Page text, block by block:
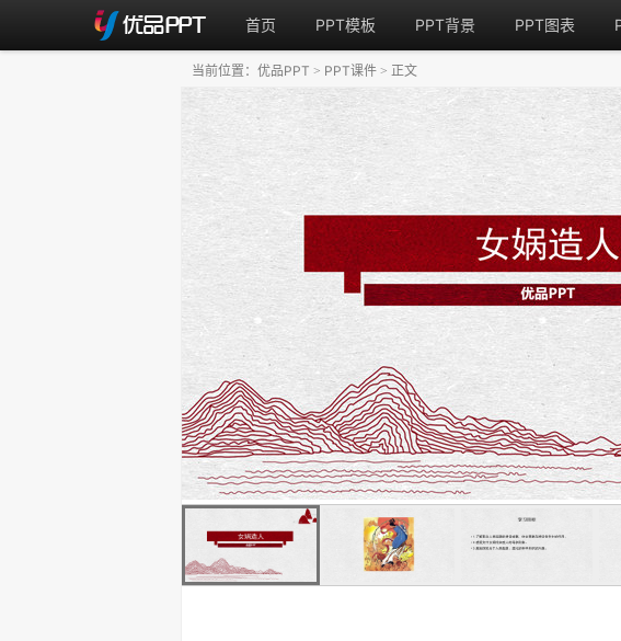
首页 PPT模板 PPT背景 PPT图表
当前位置： 优品PPT > PPT课件 > 正文